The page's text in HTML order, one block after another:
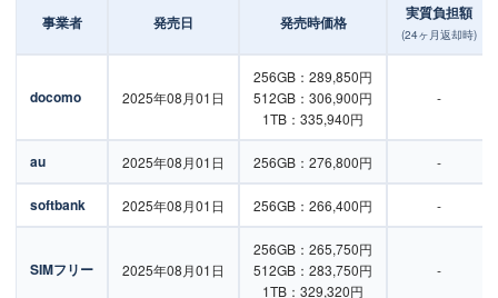
事業者 発売日 発売時価格 実質負担額
(24ヶ月返却時)
docomo 2025年08月01日
256GB：289,850円
512GB：306,900円
1TB：335,940円
-
au 2025年08月01日 256GB：276,800円 -
softbank 2025年08月01日 256GB：266,400円 -
SIMフリー 2025年08月01日
256GB：265,750円
512GB：283,750円
1TB：329,320円
-